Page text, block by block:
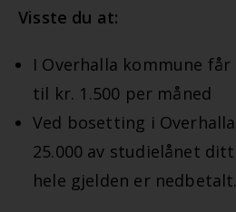
Visste du at:
I Overhalla kommune
til kr. 1.500 per måned
Ved bosetting i
25.000 av studielånet
hele gjelden er nedbetalt.